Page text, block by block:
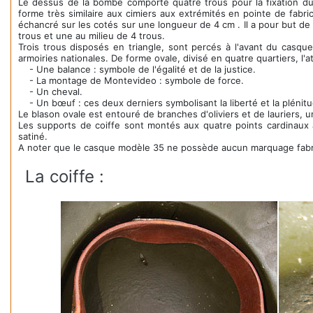
forme très similaire aux cimiers aux extrémités en pointe de
échancré sur les cotés sur une longueur de 4 cm . Il a pour but
trous et une au milieu de 4 trous.
Trois trous disposés en triangle, sont percés à l'avant du
armoiries nationales. De forme ovale, divisé en quatre quartiers,
- Une balance : symbole de l'égalité et de la justice.
- La montage de Montevideo : symbole de force.
- Un cheval.
- Un bœuf : ces deux derniers symbolisant la liberté et la
Le blason ovale est entouré de branches d'oliviers et de lauriers,
Les supports de coiffe sont montés aux quatre points
satiné.
A noter que le casque modèle 35 ne possède aucun marquage
La coiffe :